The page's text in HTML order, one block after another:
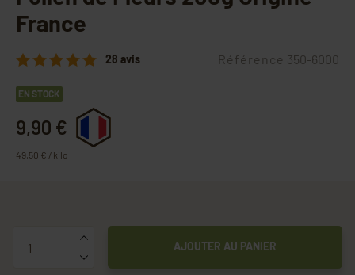
France
28 avis Référence 350-6000
EN STOCK
9,90 €
49,50 € / kilo
AJOUTER AU PANIER